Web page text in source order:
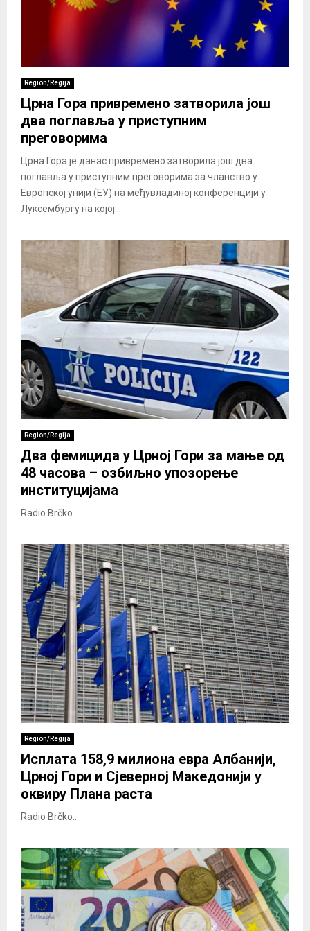
Region/Regija
Црна Гора привремено затворила још
два поглавља у приступним
преговорима
Црна Гора је данас привремено затворила још два
поглавља у приступним преговорима за чланство у
Европској унији (ЕУ) на међувладиној конференцији у
Луксембургу на којој...
Region/Regija
Два фемицида у Црној Гори за мање од
48 часова – озбиљно упозорење
институцијама
Radio Brčko...
Region/Regija
Исплата 158,9 милиона евра Албанији,
Црној Гори и Сјеверној Македонији у
оквиру Плана раста
Radio Brčko...